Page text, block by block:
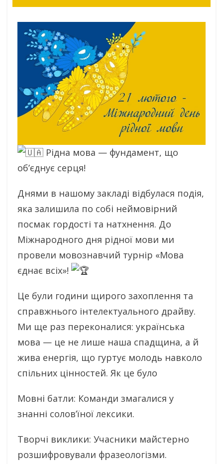
Рідна мова — фундамент, що
об’єднує серця!
Днями в нашому закладі відбулася подія,
яка залишила по собі неймовірний
посмак гордості та натхнення. До
Міжнародного дня рідної мови ми
провели мовознавчий турнір «Мова
єднає всіх»!
Це були години щирого захоплення та
справжнього інтелектуального драйву.
Ми ще раз переконалися: українська
мова — це не лише наша спадщина, а й
жива енергія, що гуртує молодь навколо
спільних цінностей. Як це було
Мовні батли: Команди змагалися у
знанні солов’їної лексики.
Творчі виклики: Учасники майстерно
розшифровували фразеологізми.